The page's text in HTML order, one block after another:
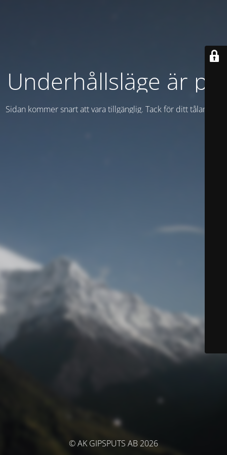
Underhållsläge är på
Sidan kommer snart att vara tillgänglig. Tack för ditt tålamod!
© AK GIPSPUTS AB 2026